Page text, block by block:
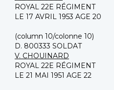
ROYAL 22E RÉGIMENT
LE 17 AVRIL 1953 AGE 20
(column 10/colonne 10)
D. 800333 SOLDAT
V. CHOUINARD
ROYAL 22E RÉGIMENT
LE 21 MAI 1951 AGE 22